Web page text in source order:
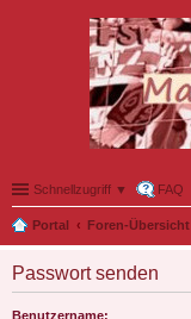
Schnellzugriff ▼ FAQ
Portal Foren-Übersicht
Passwort senden
Benutzername: